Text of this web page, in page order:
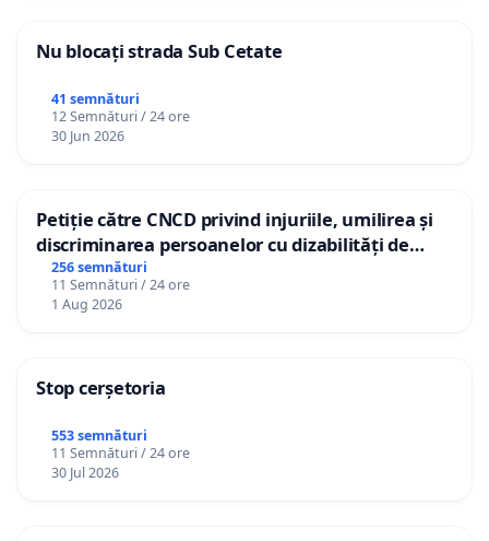
Nu blocați strada Sub Cetate
41 semnături
12 Semnături / 24 ore
30 Jun 2026
Petiție către CNCD privind injuriile, umilirea și
discriminarea persoanelor cu dizabilități de
către utilizatorul TikTok „Gorici”
256 semnături
11 Semnături / 24 ore
1 Aug 2026
Stop cerșetoria
553 semnături
11 Semnături / 24 ore
30 Jul 2026